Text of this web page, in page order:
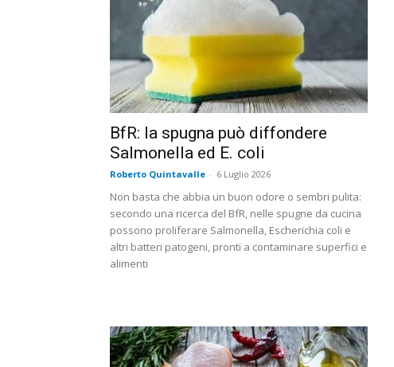
BfR: la spugna può diffondere
Salmonella ed E. coli
Roberto Quintavalle - 6 Luglio 2026
Non basta che abbia un buon odore o sembri pulita:
secondo una ricerca del BfR, nelle spugne da cucina
possono proliferare Salmonella, Escherichia coli e
altri batteri patogeni, pronti a contaminare superfici e
alimenti